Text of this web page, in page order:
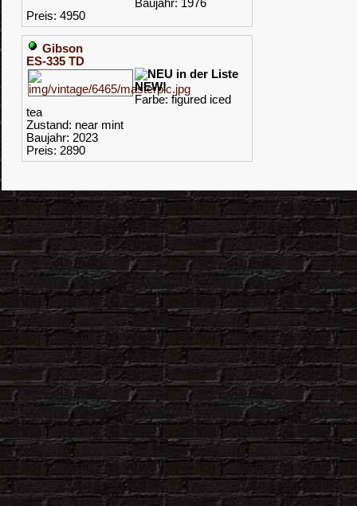
Baujahr: 1976
Preis: 4950
Gibson
ES-335 TD
NEW!
Farbe: figured iced
tea
Zustand: near mint
Baujahr: 2023
Preis: 2890